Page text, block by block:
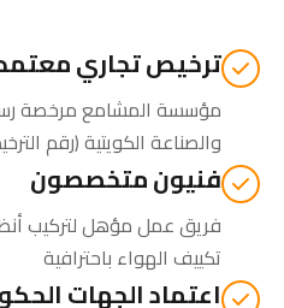
ترخيص تجاري
مؤسسة المشامع مرخصة
والصناعة الكويتية(رقم الترخيص:
فنيون متخصصون
فريق عمل مؤهل لتركيب
تكييف الهواء باحترافية
اعتماد الجهات